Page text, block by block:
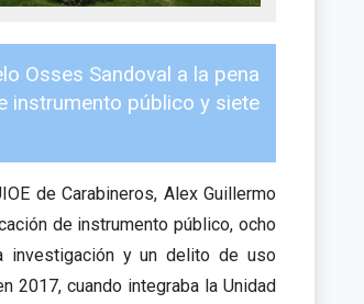
Osses Sandoval a la pena
instrumento público y siete
de Carabineros, Alex Guillermo
de instrumento público, ocho
investigación y un delito de uso
2017, cuando integraba la Unidad